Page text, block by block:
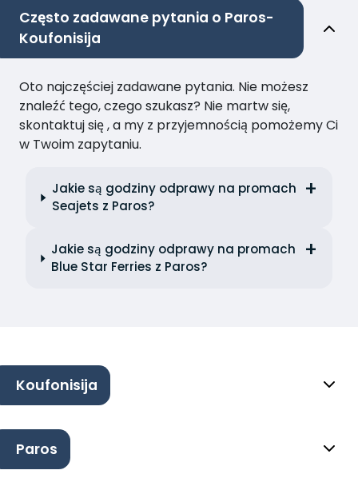
Często zadawane pytania o Paros-
Koufonisija
Oto najczęściej zadawane pytania. Nie możesz
znaleźć tego, czego szukasz? Nie martw się,
skontaktuj się , a my z przyjemnością pomożemy Ci
w Twoim zapytaniu.
Jakie są godziny odprawy na promach
Seajets z Paros?
Jakie są godziny odprawy na promach
Blue Star Ferries z Paros?
Koufonisija
Paros